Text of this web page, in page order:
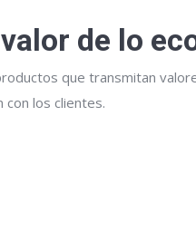
de lo
que transmitan
con los clientes.